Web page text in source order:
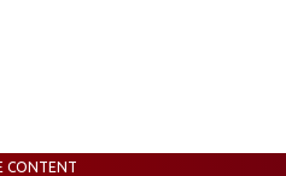
CONTENT